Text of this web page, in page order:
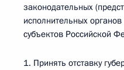
законодательных
исполнительных органов
субъектов Российской
1. Принять отставку